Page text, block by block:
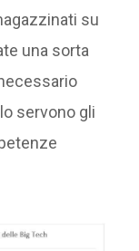
su
una sorta
servono gli